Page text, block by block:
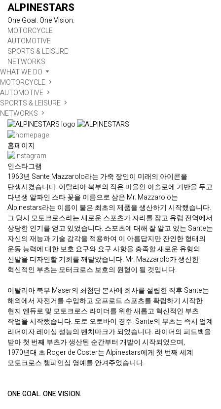
ALPINESTARS
One Goal. One Vision.
MOTORCYCLE
AUTOMOTIVE
SPORTS & LEISURE
NETWORKS
WHAT WE DO
MOTORCYCLE
AUTOMOTIVE
SPORTS & LEISURE
NETWORKS
홈페이지
인스타그램
1963년 Sante Mazzarolo라는 가죽 장인이 미래의 아이콘을
탄생시켰습니다. 이탈리아 북부의 작은 마을인 아솔로에 기반을 두고
다년생 알파인 스타 꽃을 이름으로 삼은 Mr. Mazzarolo는
Alpinestars라는 이름이 붙은 최초의 제품을 생산하기 시작했습니다.
그 당시 모토크로스라는 새로운 스포츠가 자리를 잡고 유럽 전역에서
상당한 인기를 얻고 있었습니다. 스포츠에 대해 잘 알고 있는 Sante는
자신의 재능과 기술 감각을 적용하여 이 아름답지만 잔인한 형태의
운동 능력에 대한 보호 요구와 요구 사항을 충족할 새로운 유형의
신발을 디자인할 기회를 깨달았습니다. Mr. Mazzarolo가 생산한
혁신적인 부츠는 모터크로스 보호의 원형이 될 것입니다.
이탈리아 북부 Maser의 최첨단 본사에 회사를 설립한 직후 Sante는
해외에서 자전거를 수입하고 오프로드 스포츠를 확립하기 시작한
현지 엔듀로 및 모토크로스 라이더를 위한 새롭고 혁신적인 부츠
작업을 시작했습니다. 도로 오토바이 경주. Sante의 부츠는 즉시 업계
리더이자 레이싱 성능의 벤치마크가 되었습니다. 라이더의 피드백을
받아 첫 번째 부츠가 생산된 순간부터 개발이 시작되었으며,
1970년대 초 Roger de Coster는 Alpinestars에게 첫 번째 세계
모토크로스 챔피언십 영예를 안겨주었습니다.
ONE GOAL. ONE VISION.